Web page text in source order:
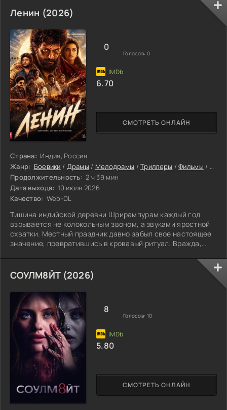
пытаются найти правду, тем сложнее им отличить
происходящее от того, что рисует разум. Моральные
испытания заставляют их сомневаться в себе, в тех, кто
вокруг, и в самой сути человека. Но что останется от их
прежней
Ленин (2026)
Страна: Индия, Россия
Жанр: Боевики / Драмы / Мелодрамы /Триллеры /Фильмы /
Продолжительность: 2 ч 39 мин
Дата выхода: 10 июля 2026
Качество: Web-DL
Тишина индийской деревни Шрирампурам каждый год
взрывается не колокольным звоном, а звуками яростной
схватки. Местный праздник давно забыл свое настоящее
значение, превратившись в кровавый ритуал. Вражда,
жертвы — человеческих жизней.
СМОТРЕТЬ ОНЛАЙН
0
Голосов: 0
6.70
СОУЛМ8ЙТ (2026)
СМОТРЕТЬ ОНЛАЙН
8
Голосов: 10
5.80